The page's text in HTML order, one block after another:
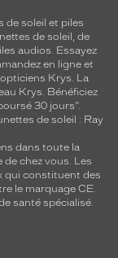
de soleil et piles
de soleil, de
audios. Essayez
en ligne et
Krys. La
Krys. Bénéficiez
30 jours".
de soleil : Ray
dans toute la
de chez vous . Les
qui constituent des
le marquage CE.
santé spécialisé.